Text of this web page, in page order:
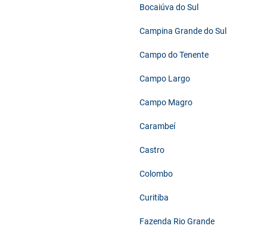
Bocaiúva do Sul
Campina Grande do Sul
Campo do Tenente
Campo Largo
Campo Magro
Carambeí
Castro
Colombo
Curitiba
Fazenda Rio Grande